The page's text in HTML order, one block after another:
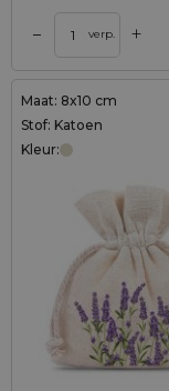
– verp. +
Maat: 8x10 cm
Stof: Katoen
Kleur: